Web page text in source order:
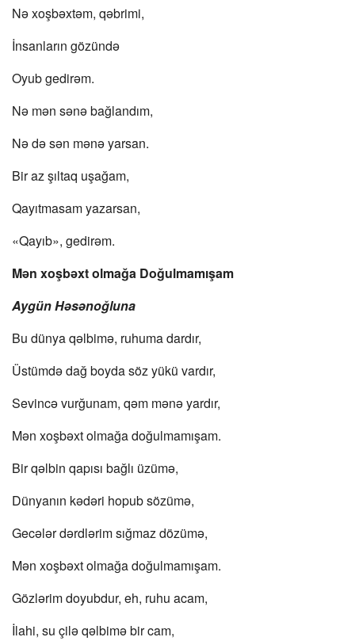
Nə xoşbəxtəm, qəbrimi,
İnsanların gözündə
Oyub gedirəm.
Nə mən sənə bağlandım,
Nə də sən mənə yarsan.
Bir az şıltaq uşağam,
Qayıtmasam yazarsan,
«Qayıb», gedirəm.
Mən xoşbəxt olmağa Doğulmamışam
Aygün Həsənoğluna
Bu dünya qəlbimə, ruhuma dardır,
Üstümdə dağ boyda söz yükü vardır,
Sevincə vurğunam, qəm mənə yardır,
Mən xoşbəxt olmağa doğulmamışam.
Bir qəlbin qapısı bağlı üzümə,
Dünyanın kədəri hopub sözümə,
Gecələr dərdlərim sığmaz dözümə,
Mən xoşbəxt olmağa doğulmamışam.
Gözlərim doyubdur, eh, ruhu acam,
İlahi, su çilə qəlbimə bir cam,